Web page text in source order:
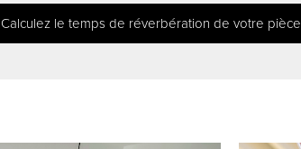
Calculez le temps de réverbération de votre pièce